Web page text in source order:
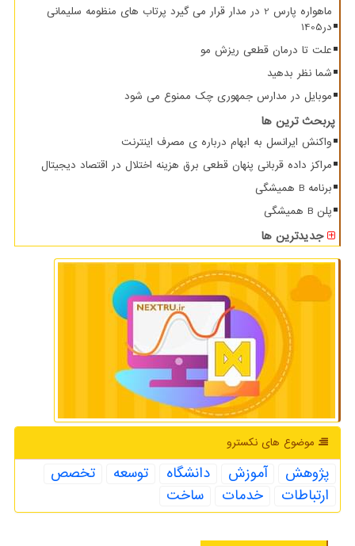
ماهواره پارس 2 در مدار قرار می گیرد پرتاب های منظومه سلیمانی
در1405
علت تا درمان قطعی ریزش مو
شما نظر بدهید
موبایل در مدارس جمهوری چک ممنوع می شود
پربحث ترین ها
واکنش ایرانسل به ابهام درباره ی مصرف اینترنت
مراکز داده قربانی پنهان قطعی برق هزینه اختلال در اقتصاد دیجیتال
برنامه B همیشگی
پلن B همیشگی
جدیدترین ها
موضوع های نكسترو
پژوهش آموزش دانشگاه توسعه
تخصص
ارتباطات
خدمات ساخت